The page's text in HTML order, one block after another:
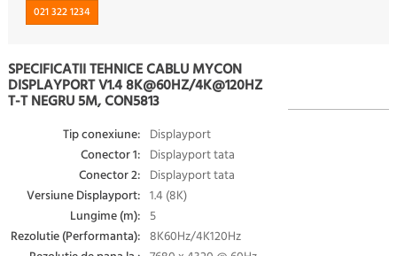
021 322 1234
SPECIFICATII TEHNICE CABLU MYCON
DISPLAYPORT V1.4 8K@60HZ/4K@120HZ
T-T NEGRU 5M, CON5813
Tip conexiune: Displayport
Conector 1: Displayport tata
Conector 2: Displayport tata
Versiune Displayport: 1.4 (8K)
Lungime (m): 5
Rezolutie (Performanta): 8K60Hz/4K120Hz